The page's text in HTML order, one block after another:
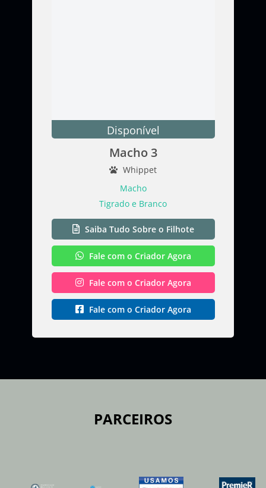
Disponível
Macho 3
Whippet
Macho
Tigrado e Branco
Saiba Tudo Sobre o Filhote
Fale com o Criador Agora
Fale com o Criador Agora
Fale com o Criador Agora
PARCEIROS